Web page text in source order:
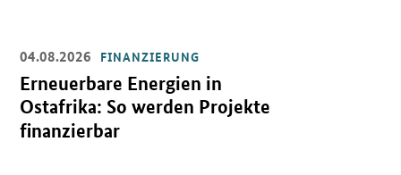
04.08.2026 FINANZIERUNG
Erneuerbare Energien in
Ostafrika: So werden Projekte
finanzierbar
Öffnet Einzelsicht